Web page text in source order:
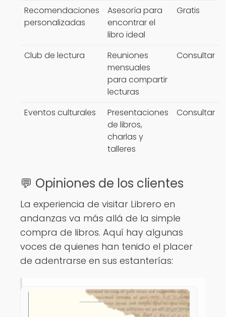
Recomendaciones
personalizadas
Asesoría para
encontrar el
libro ideal
Gratis
Club de lectura
Reuniones
mensuales
para compartir
lecturas
Consultar
Eventos culturales
Presentaciones
de libros,
charlas y
talleres
Consultar
💬 Opiniones de los clientes
La experiencia de visitar Librero en
andanzas va más allá de la simple
compra de libros. Aquí hay algunas
voces de quienes han tenido el placer
de adentrarse en sus estanterías: